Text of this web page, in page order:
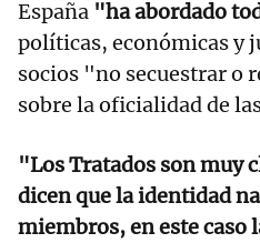
España "ha abordado
políticas, económicas y
socios "no secuestrar o
sobre la oficialidad de
"Los Tratados son muy
dicen que la identidad
miembros, en este caso